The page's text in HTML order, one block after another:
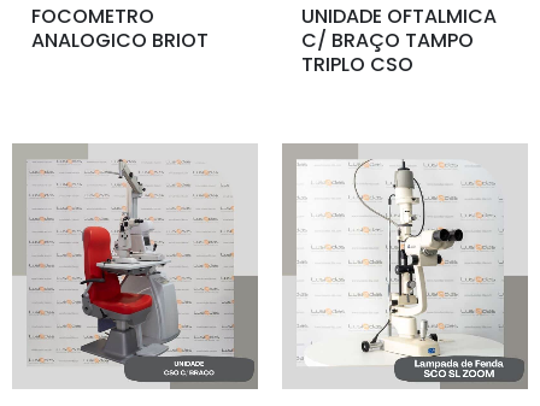
FOCOMETRO
ANALOGICO BRIOT
UNIDADE OFTALMICA
C/ BRAÇO TAMPO
TRIPLO CSO